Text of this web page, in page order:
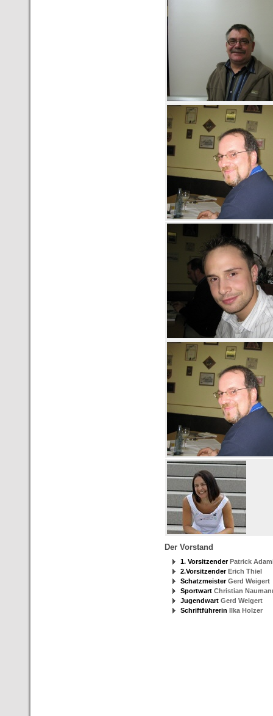
Der Vorstand
1. VorsitzenderPatrick
2.VorsitzenderErich Thiel
SchatzmeisterGerd Weigert
Sportwart Christian
Jugendwart Gerd Weigert
Schriftführerin Ilka Holzer